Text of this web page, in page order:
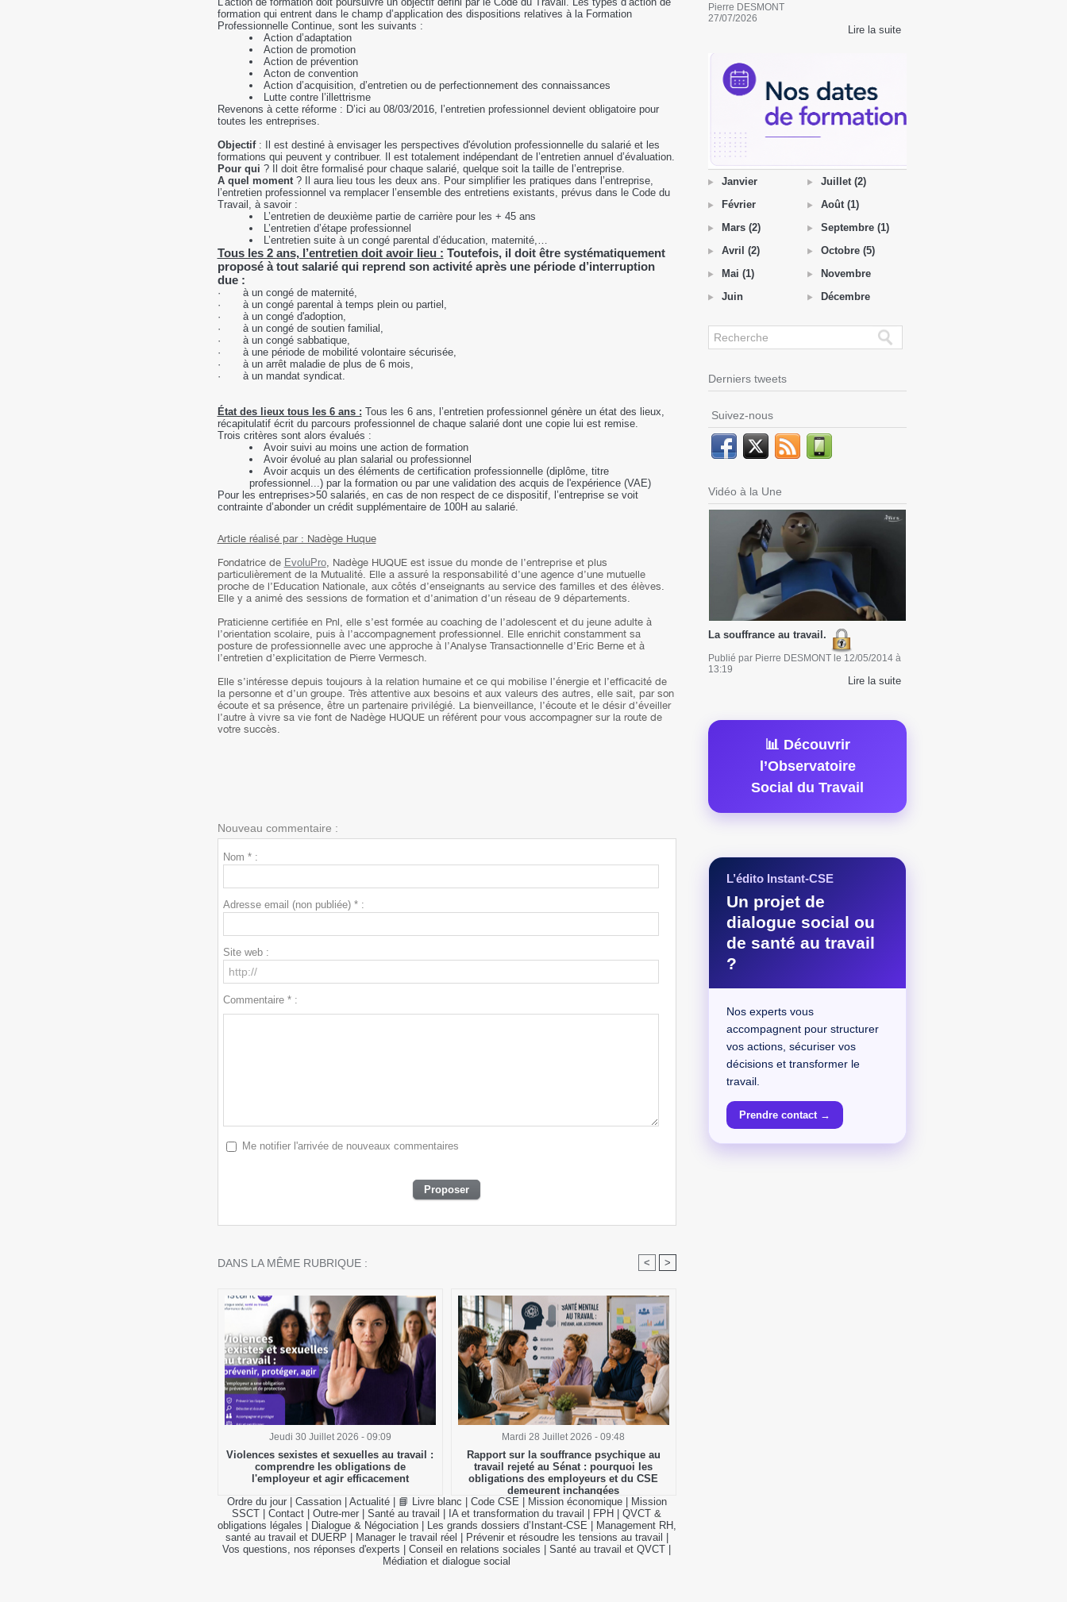
formation qui entrent dans le champ d’application des dispositions relatives à la Formation
Professionnelle Continue, sont les suivants :
Action d’adaptation
Action de promotion
Action de prévention
Acton de convention
Action d’acquisition, d’entretien ou de perfectionnement des connaissances
Lutte contre l’illettrisme
Revenons à cette réforme : D’ici au 08/03/2016, l’entretien professionnel devient obligatoire pour
toutes les entreprises.
Objectif: Il est destiné à envisager les perspectives d'évolution professionnelle du salarié et les
formations qui peuvent y contribuer. Il est totalement indépendant de l’entretien annuel d’évaluation.
Pour qui ? Il doit être formalisé pour chaque salarié, quelque soit la taille de l’entreprise.
A quel moment? Il aura lieu tous les deux ans. Pour simplifier les pratiques dans l’entreprise,
l’entretien professionnel va remplacer l’ensemble des entretiens existants, prévus dans le Code du
Travail, à savoir :
L’entretien de deuxième partie de carrière pour les + 45 ans
L’entretien d’étape professionnel
L’entretien suite à un congé parental d’éducation, maternité,…
Tous les 2 ans, l’entretien doit avoir lieu : Toutefois, il doit être systématiquement
proposé à tout salarié qui reprend son activité après une période d’interruption
due :
· à un congé de maternité,
· à un congé parental à temps plein ou partiel,
· à un congé d'adoption,
· à un congé de soutien familial,
· à un congé sabbatique,
· à une période de mobilité volontaire sécurisée,
· à un arrêt maladie de plus de 6 mois,
· à un mandat syndicat.
État des lieux tous les 6 ans : Tous les 6 ans, l’entretien professionnel génère un état des lieux,
récapitulatif écrit du parcours professionnel de chaque salarié dont une copie lui est remise.
Trois critères sont alors évalués :
Avoir suivi au moins une action de formation
Avoir évolué au plan salarial ou professionnel
Avoir acquis un des éléments de certification professionnelle (diplôme, titre
professionnel...) par la formation ou par une validation des acquis de l'expérience (VAE)
Pour les entreprises>50 salariés, en cas de non respect de ce dispositif, l’entreprise se voit
contrainte d’abonder un crédit supplémentaire de 100H au salarié.
Article réalisé par : Nadège Huque
Fondatrice de EvoluPro, Nadège HUQUE est issue du monde de l’entreprise et plus
particulièrement de la Mutualité. Elle a assuré la responsabilité d’une agence d’une mutuelle
proche de l’Education Nationale, aux côtés d’enseignants au service des familles et des élèves.
Elle y a animé des sessions de formation et d’animation d’un réseau de 9 départements.
Praticienne certifiée en Pnl, elle s’est formée au coaching de l’adolescent et du jeune adulte à
l’orientation scolaire, puis à l’accompagnement professionnel. Elle enrichit constamment sa
posture de professionnelle avec une approche à l’Analyse Transactionnelle d’Eric Berne et à
l’entretien d’explicitation de Pierre Vermesch.
Elle s’intéresse depuis toujours à la relation humaine et ce qui mobilise l’énergie et l’efficacité de
la personne et d’un groupe. Très attentive aux besoins et aux valeurs des autres, elle sait, par son
écoute et sa présence, être un partenaire privilégié. La bienveillance, l’écoute et le désir d’éveiller
l’autre à vivre sa vie font de Nadège HUQUE un référent pour vous accompagner sur la route de
votre succès.
Nouveau commentaire :
Nom * :
Adresse email (non publiée) * :
Site web :
Commentaire * :
Me notifier l'arrivée de nouveaux commentaires
DANS LA MÊME RUBRIQUE : < >
Jeudi 30 Juillet 2026 - 09:09
Violences sexistes et sexuelles au travail :
comprendre les obligations de
l'employeur et agir efficacement
Mardi 28 Juillet 2026 - 09:48
Rapport sur la souffrance psychique au
travail rejeté au Sénat : pourquoi les
obligations des employeurs et du CSE
demeurent inchangées
Ordre du jour | Cassation | Actualité | 📘 Livre blanc | Code CSE | Mission économique | Mission
SSCT |Contact |Outre-mer |Santé au travail | IA et transformation du travail | FPH |QVCT &
obligations légales | Dialogue & Négociation | Les grands dossiers d’Instant-CSE | Management RH,
santé au travail et DUERP | Manager le travail réel | Prévenir et résoudre les tensions au travail |
Vos questions, nos réponses d'experts |Conseil en relations sociales |Santé au travail et QVCT |
Médiation et dialogue social
Pierre DESMONT
27/07/2026
Lire la suite
Janvier
Février
Mars (2)
Avril (2)
Mai (1)
Juin
Juillet (2)
Août (1)
Septembre (1)
Octobre (5)
Novembre
Décembre
Derniers tweets
Suivez-nous
Vidéo à la Une
La souffrance au travail.
Publié par Pierre DESMONT le 12/05/2014 à
13:19
Lire la suite
📊 Découvrir
l’Observatoire
Social du Travail
L’édito Instant-CSE
Un projet de
dialogue social ou
de santé au travail
?
Nos experts vous
accompagnent pour structurer
vos actions, sécuriser vos
décisions et transformer le
travail.
Prendre contact →